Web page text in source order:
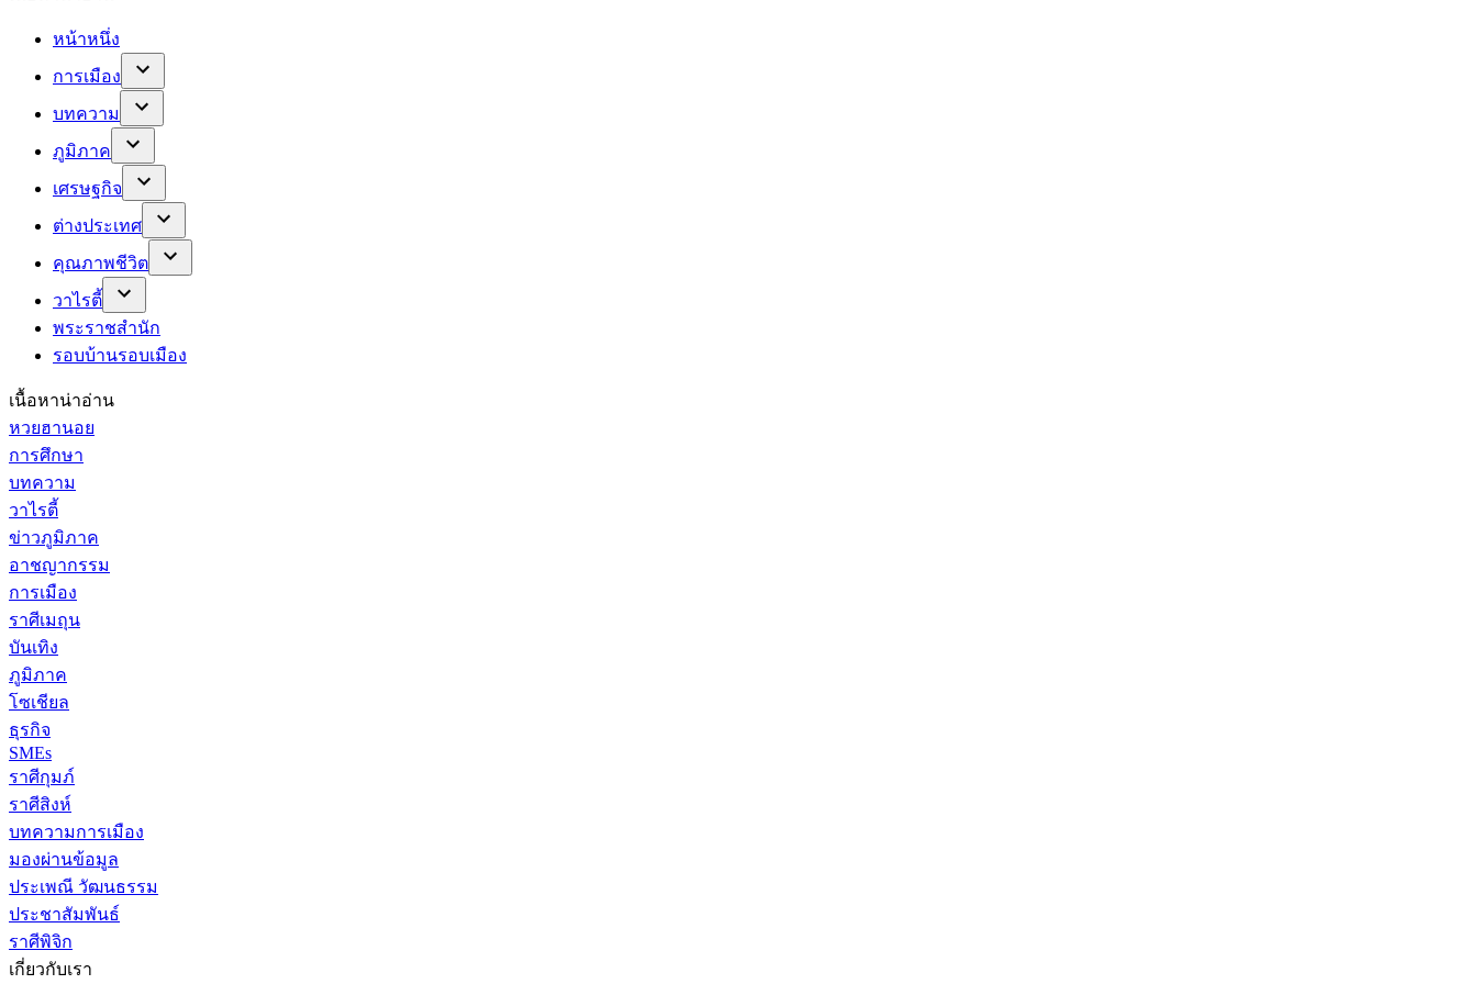
หน้าหนึ่ง
การเมือง
บทความ
ภูมิภาค
เศรษฐกิจ
ต่างประเทศ
คุณภาพชีวิต
วาไรตี้
พระราชสำนัก
รอบบ้านรอบเมือง
เนื้อหาน่าอ่าน
หวยฮานอย
การศึกษา
บทความ
วาไรตี้
ข่าวภูมิภาค
อาชญากรรม
การเมือง
ราศีเมถุน
บันเทิง
ภูมิภาค
โซเชียล
ธุรกิจ
SMEs
ราศีกุมภ์
ราศีสิงห์
บทความการเมือง
มองผ่านข้อมูล
ประเพณี วัฒนธรรม
ประชาสัมพันธ์
ราศีพิจิก
เกี่ยวกับเรา